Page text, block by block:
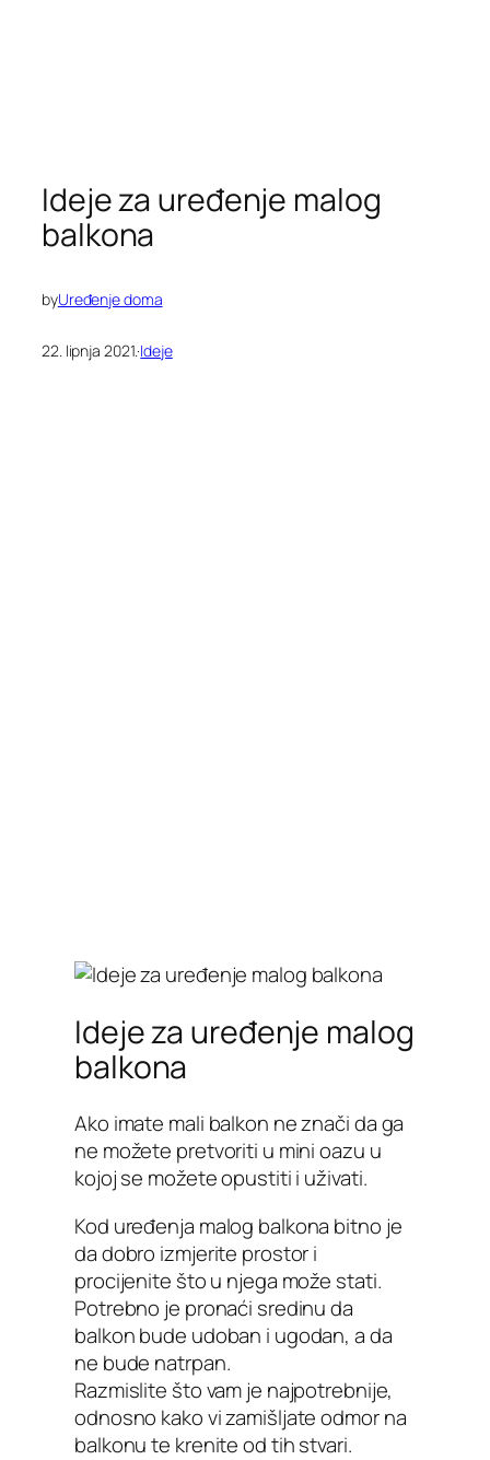
Ideje za uređenje malog
balkona
byUređenje doma
22. lipnja 2021.·Ideje
Ideje za uređenje malog
balkona
Ako imate mali balkon ne znači da ga
ne možete pretvoriti u mini oazu u
kojoj se možete opustiti i uživati.
Kod uređenja malog balkona bitno je
da dobro izmjerite prostor i
procijenite što u njega može stati.
Potrebno je pronaći sredinu da
balkon bude udoban i ugodan, a da
ne bude natrpan.
Razmislite što vam je najpotrebnije,
odnosno kako vi zamišljate odmor na
balkonu te krenite od tih stvari.